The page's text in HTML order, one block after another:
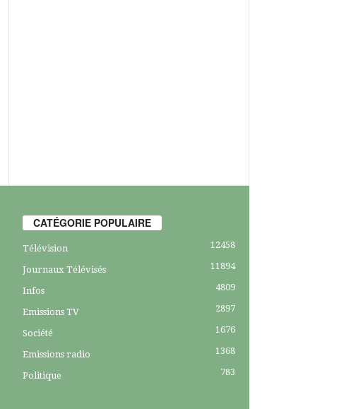
CATÉGORIE POPULAIRE
Télévision 12458
Journaux Télévisés 11894
Infos 4809
Emissions TV 2897
Société 1676
Emissions radio 1368
Politique 783